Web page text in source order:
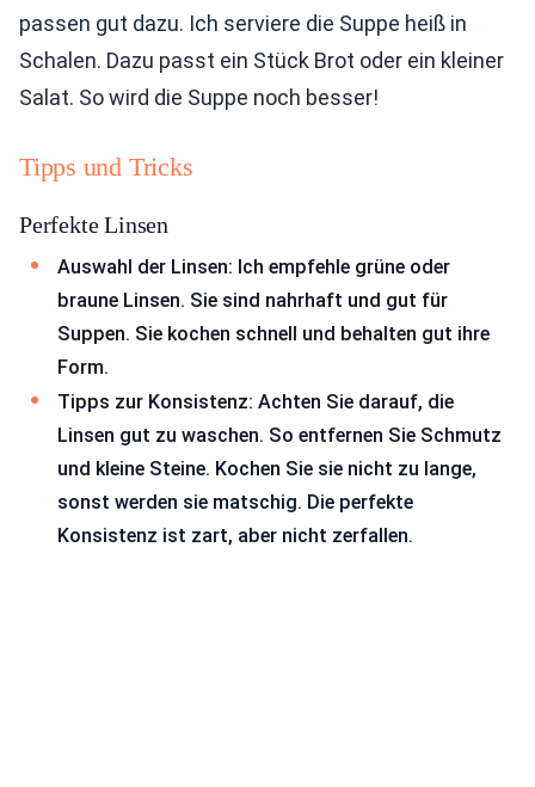
passen gut dazu. Ich serviere die Suppe heiß in
Schalen. Dazu passt ein Stück Brot oder ein kleiner
Salat. So wird die Suppe noch besser!
Tipps und Tricks
Perfekte Linsen
Auswahl der Linsen: Ich empfehle grüne oder
braune Linsen. Sie sind nahrhaft und gut für
Suppen. Sie kochen schnell und behalten gut ihre
Form.
Tipps zur Konsistenz: Achten Sie darauf, die
Linsen gut zu waschen. So entfernen Sie Schmutz
und kleine Steine. Kochen Sie sie nicht zu lange,
sonst werden sie matschig. Die perfekte
Konsistenz ist zart, aber nicht zerfallen.